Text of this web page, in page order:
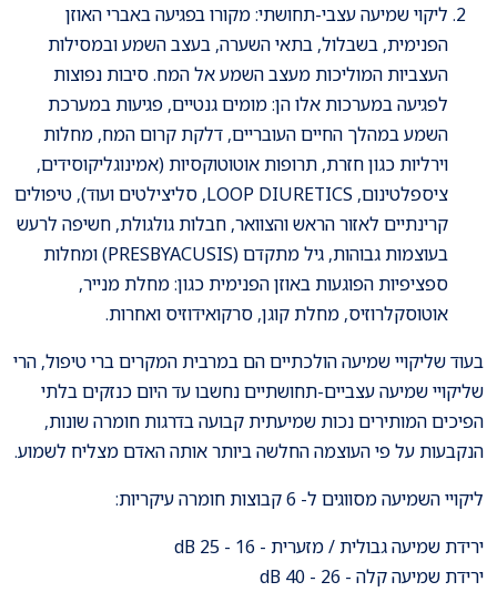
ליקוי שמיעה עצבי-תחושתי: מקורו בפגיעה באברי האוזן
הפנימית, בשבלול, בתאי השערה, בעצב השמע ובמסילות
העצביות המוליכות מעצב השמע אל המח. סיבות נפוצות
לפגיעה במערכות אלו הן: מומים גנטיים, פגיעות במערכת
השמע במהלך החיים העובריים, דלקת קרום המח, מחלות
וירליות כגון חזרת, תרופות אוטוטוקסיות (אמינוגליקוסידים,
ציספלטינום, LOOP DIURETICS, סליצילטים ועוד), טיפולים
קרינתיים לאזור הראש והצוואר, חבלות גולגולת, חשיפה לרעש
בעוצמות גבוהות, גיל מתקדם (PRESBYACUSIS) ומחלות
ספציפיות הפוגעות באוזן הפנימית כגון: מחלת מנייר,
אוטוסקלרוזיס, מחלת קוגן, סרקואידוזיס ואחרות.
בעוד שליקויי שמיעה הולכתיים הם במרבית המקרים ברי טיפול, הרי
שליקויי שמיעה עצביים-תחושתיים נחשבו עד היום כנזקים בלתי
הפיכים המותירים נכות שמיעתית קבועה בדרגות חומרה שונות,
הנקבעות על פי העוצמה החלשה ביותר אותה האדם מצליח לשמוע.
ליקויי השמיעה מסווגים ל- 6 קבוצות חומרה עיקריות:
ירידת שמיעה גבולית / מזערית - 16 - 25 dB
ירידת שמיעה קלה - 26 - 40 dB